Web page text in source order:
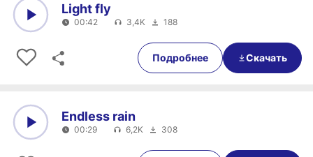
00:42
Light fly
00:42 3,4K 188
Подробнее Скачать
00:29
Endless rain
00:29 6,2K 308